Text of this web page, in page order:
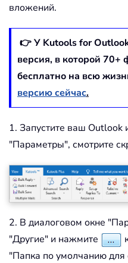
вложений.
👉 У Kutools for
версия, в которой 70+
бесплатно на всю
версию сейчас.
1. Запустите ваш
"Параметры", смотрите
2. В диалоговом окне
"Другие" и нажмите
"Папка по умолчанию